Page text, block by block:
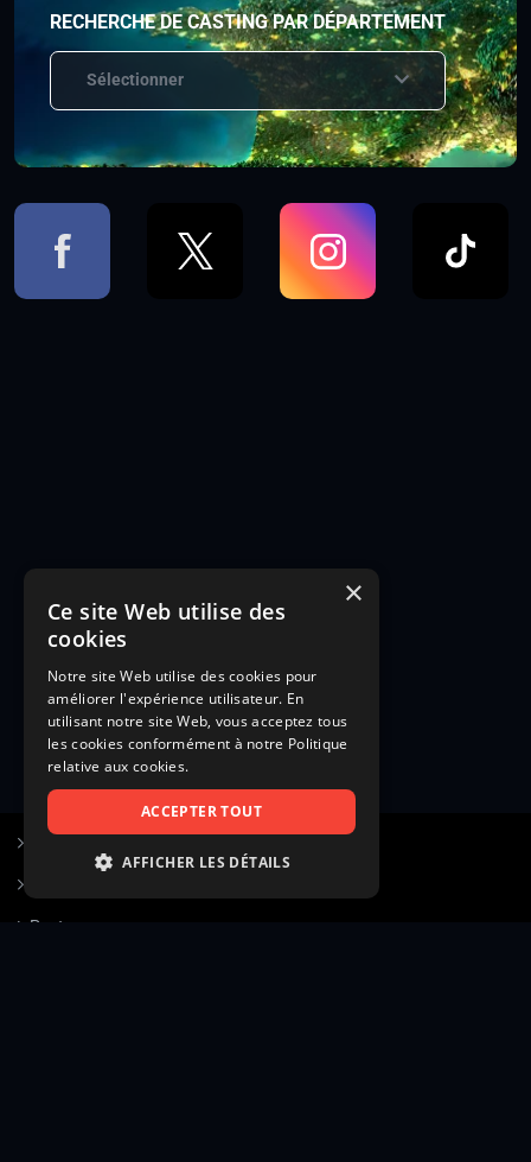
RECHERCHE DE CASTING PAR DÉPARTEMENT
Sélectionner
Poster une annonce
×
Ce site Web utilise des
cookies
Notre site Web utilise des cookies pour
améliorer l'expérience utilisateur. En
utilisant notre site Web, vous acceptez tous
les cookies conformément à notre Politique
relative aux cookies.
ACCEPTER TOUT
AFFICHER LES DÉTAILS